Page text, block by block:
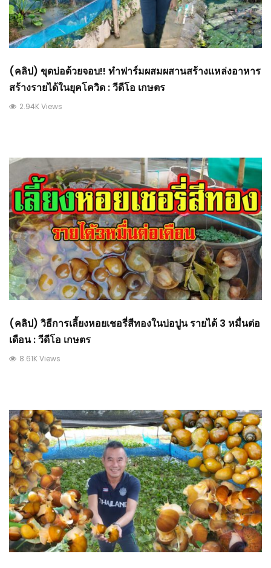
(คลิป) ขุดบ่อด้วยจอบ!! ทำฟาร์มผสมผสานสร้างแหล่งอาหาร
สร้างรายได้ในยุคโควิด : วีดีโอ เกษตร
2.94K Views
(คลิป) วิธีการเลี้ยงหอยเชอรี่สีทองในบ่อปูน รายได้ 3 หมื่นต่อ
เดือน : วีดีโอ เกษตร
8.61K Views